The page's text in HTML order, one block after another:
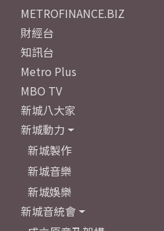
METROFINANCE.BIZ
財經台
知訊台
Metro Plus
MBO TV
新城八大家
新城動力
新城製作
新城音樂
新城娛樂
新城音統會